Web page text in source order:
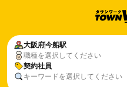
大阪府今船駅
職種を選択してください
契約社員
キーワードを選択してください